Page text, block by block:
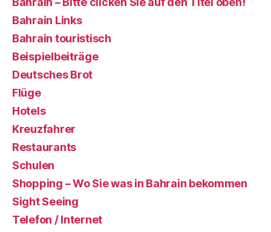
Bahrain Links
Bahrain touristisch
Beispielbeiträge
Deutsches Brot
Flüge
Hotels
Kreuzfahrer
Restaurants
Schulen
Shopping – Wo Sie was in Bahrain bekommen
Sight Seeing
Telefon / Internet